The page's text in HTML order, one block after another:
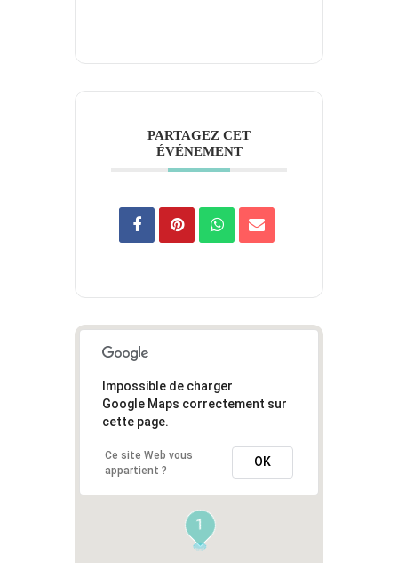
PARTAGEZ CET
ÉVÉNEMENT
1
Impossible de charger
Google Maps correctement sur
cette page.
Ce site Web vous
appartient ?
OK